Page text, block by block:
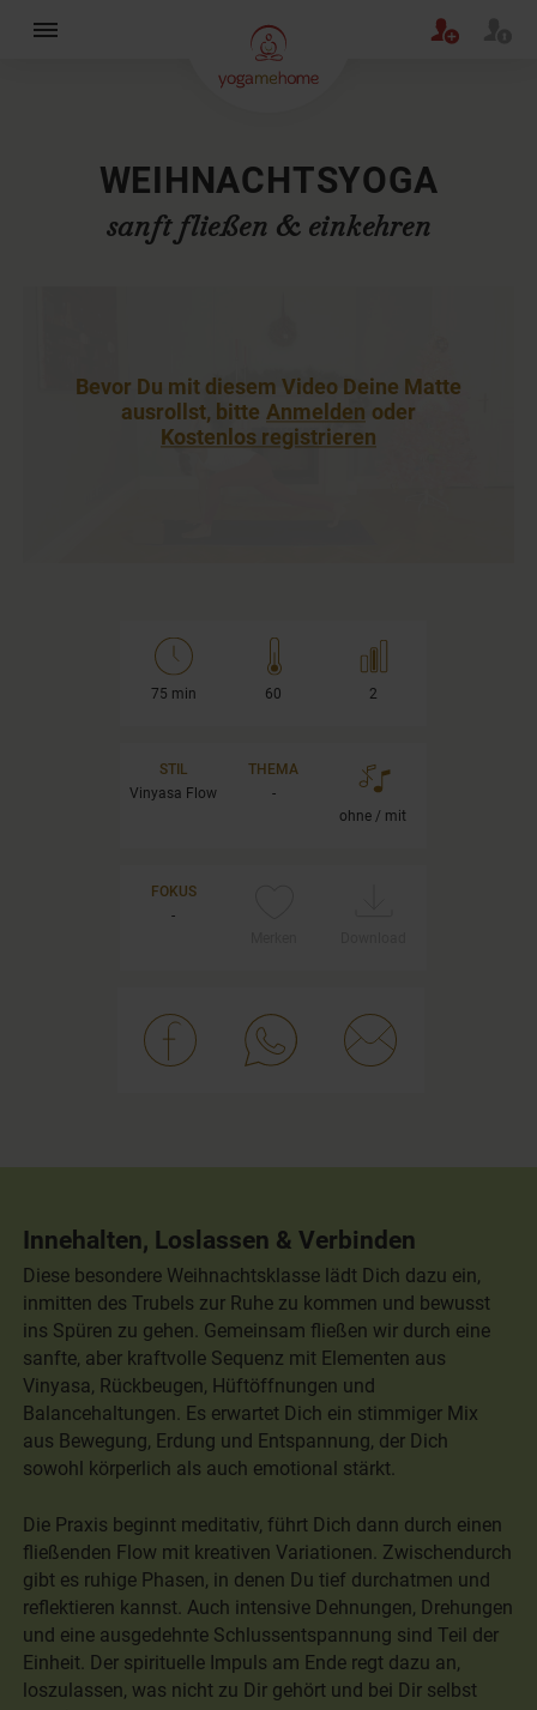
WEIHNACHTSYOGA
sanft fließen & einkehren
Bevor Du mit diesem Video Deine Matte
ausrollst, bitte Anmelden oder
Kostenlos registrieren
75 min 60 2
STIL
Vinyasa Flow
THEMA
-
ohne / mit
FOKUS
-
Innehalten, Loslassen & Verbinden
Diese besondere Weihnachtsklasse lädt Dich dazu ein,
inmitten des Trubels zur Ruhe zu kommen und bewusst
ins Spüren zu gehen. Gemeinsam fließen wir durch eine
sanfte, aber kraftvolle Sequenz mit Elementen aus
Vinyasa, Rückbeugen, Hüftöffnungen und
Balancehaltungen. Es erwartet Dich ein stimmiger Mix
aus Bewegung, Erdung und Entspannung, der Dich
sowohl körperlich als auch emotional stärkt.
Die Praxis beginnt meditativ, führt Dich dann durch einen
fließenden Flow mit kreativen Variationen. Zwischendurch
gibt es ruhige Phasen, in denen Du tief durchatmen und
reflektieren kannst. Auch intensive Dehnungen, Drehungen
und eine ausgedehnte Schlussentspannung sind Teil der
Einheit. Der spirituelle Impuls am Ende regt dazu an,
loszulassen, was nicht zu Dir gehört und bei Dir selbst